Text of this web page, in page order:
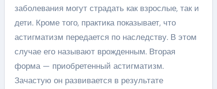
заболевания могут страдать как взрослые, так и
дети. Кроме того, практика показывает, что
астигматизм передается по наследству. В этом
случае его называют врожденным. Вторая
форма — приобретенный астигматизм.
Зачастую он развивается в результате